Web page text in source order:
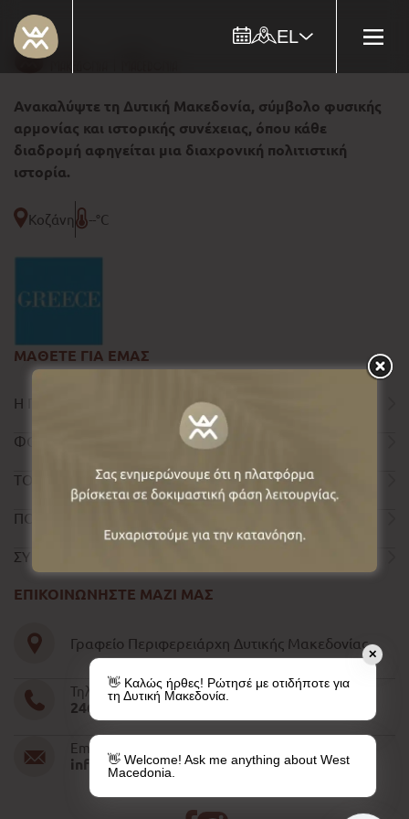
EL
Ανακαλύψτε τη Δυτική Μακεδονία, σύμβολο φυσικής
αρμονίας και ιστορικής συνέχειας, όπου κάθε
διαδρομή αφηγείται μια διαχρονική πολιτιστική
ιστορία.
Κοζάνη --°C
ΜΑΘΕΤΕ ΓΙΑ ΕΜΑΣ
Η ΠΕΡΙΦΕΡΕΙΑ
ΦΟΡΜΑ ΕΠΙΚΟΙΝΩΝΙΑΣ
ΤΟΥΡΙΣΤΙΚΟΣ ΟΔΗΓΟΣ
ΠΟΛΙΤΙΚΗ ΑΠΟΡΡΗΤΟΥ
ΣΥΝΤΕΛΕΣΤΕΣ
ΕΠΙΚΟΙΝΩΝΗΣΤΕ ΜΑΖΙ ΜΑΣ
Γραφείο Περιφερειάρχη Δυτικής Μακεδονίας
Τηλέφωνο
2461052610-11-15
Email
info@pdm.gov.gr
✕
👋 Καλώς ήρθες! Ρώτησέ με οτιδήποτε για
τη Δυτική Μακεδονία.
👋 Welcome! Ask me anything about West
Macedonia.